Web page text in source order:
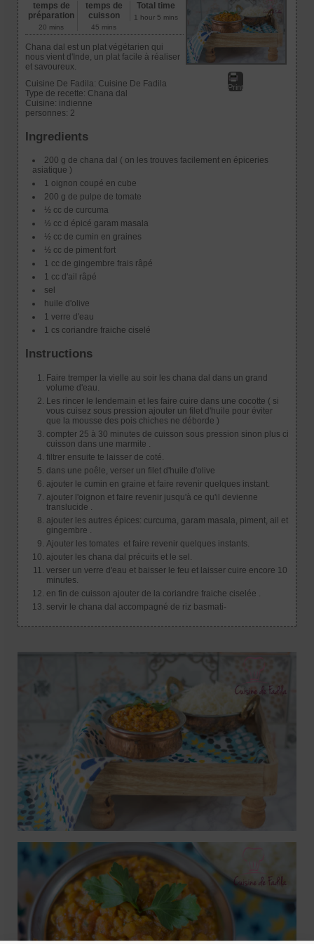
Print
temps de
préparation
20 mins
temps de
cuisson
45 mins
Total time
1 hour 5 mins
Chana dal est un plat végétarien qui
nous vient d'Inde, un plat facile à réaliser
et savoureux.
Cuisine De Fadila: Cuisine De Fadila
Type de recette: Chana dal
Cuisine: indienne
personnes: 2
Ingredients
200 g de chana dal ( on les trouves facilement en épiceries
asiatique )
1 oignon coupé en cube
200 g de pulpe de tomate
½ cc de curcuma
½ cc d épicé garam masala
½ cc de cumin en graines
½ cc de piment fort
1 cc de gingembre frais râpé
1 cc d'ail râpé
sel
huile d'olive
1 verre d'eau
1 cs coriandre fraiche ciselé
Instructions
Faire tremper la vielle au soir les chana dal dans un grand
volume d'eau.
Les rincer le lendemain et les faire cuire dans une cocotte ( si
vous cuisez sous pression ajouter un filet d'huile pour éviter
que la mousse des pois chiches ne déborde )
compter 25 à 30 minutes de cuisson sous pression sinon plus ci
cuisson dans une marmite .
filtrer ensuite te laisser de coté.
dans une poêle, verser un filet d'huile d'olive
ajouter le cumin en graine et faire revenir quelques instant.
ajouter l'oignon et faire revenir jusqu'à ce qu'il devienne
translucide .
ajouter les autres épices: curcuma, garam masala, piment, ail et
gingembre .
Ajouter les tomates et faire revenir quelques instants.
ajouter les chana dal précuits et le sel.
verser un verre d'eau et baisser le feu et laisser cuire encore 10
minutes.
en fin de cuisson ajouter de la coriandre fraiche ciselée .
servir le chana dal accompagné de riz basmati-